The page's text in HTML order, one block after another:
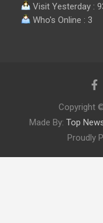
Visit Yesterday :
Who's Online : 3
Copyright
Made By: Top
Proudly